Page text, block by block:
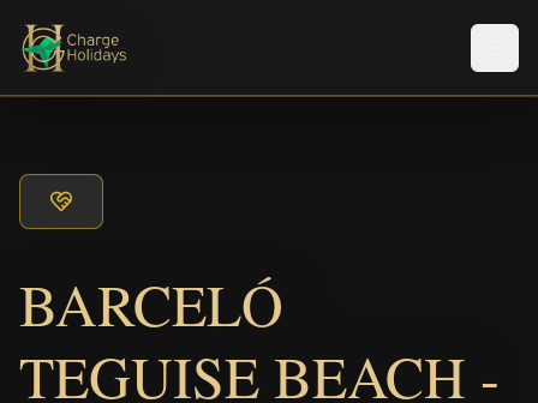
BARCELÓ
TEGUISE BEACH -